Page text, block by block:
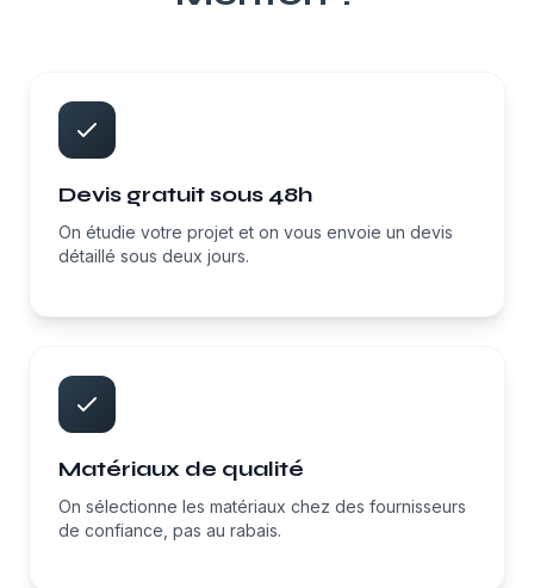
Devis gratuit sous 48h
On étudie votre projet et on vous envoie un devis
détaillé sous deux jours.
Matériaux de qualité
On sélectionne les matériaux chez des fournisseurs
de confiance, pas au rabais.